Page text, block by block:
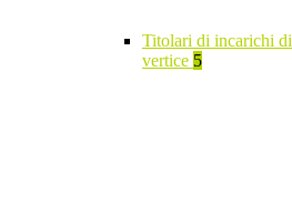
Titolari di incarichi
vertice 5